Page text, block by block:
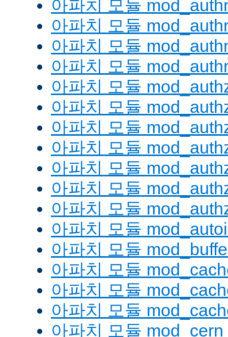
아파치 모듈
아파치 모듈
아파치 모듈
아파치 모듈
아파치 모듈
아파치 모듈
아파치 모듈
아파치 모듈
아파치 모듈
아파치 모듈
아파치 모듈
아파치 모듈
아파치 모듈
아파치 모듈
아파치 모듈
아파치 모듈
아파치 모듈